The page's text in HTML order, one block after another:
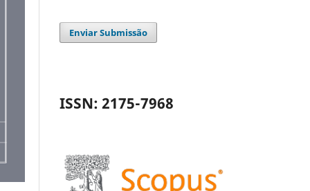
Enviar Submissão
ISSN: 2175-7968